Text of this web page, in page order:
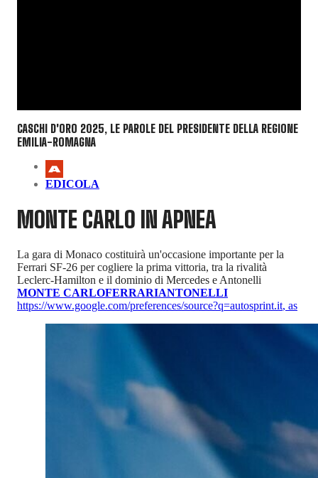
CASCHI D'ORO 2025, LE PAROLE DEL PRESIDENTE DELLA REGIONE
EMILIA-ROMAGNA
EDICOLA
MONTE CARLO IN APNEA
La gara di Monaco costituirà un'occasione importante per la
Ferrari SF-26 per cogliere la prima vittoria, tra la rivalità
Leclerc-Hamilton e il dominio di Mercedes e Antonelli
MONTE CARLOFERRARIANTONELLI
https://www.google.com/preferences/source?q=autosprint.it, as